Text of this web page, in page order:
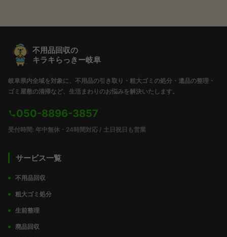
不用品回収の
キラキらっきー岐阜
岐阜県内全域を対象に、不用品の引き取り・粗大ゴミの処分・遺品の整理・
ゴミ屋敷の清掃など、生活まわりのお悩みを解決いたします。
050-8896-3857
受付時間: 年中無休・24時間対応 / 土日祝日も営業
サービス一覧
不用品回収
粗大ゴミ処分
生前整理
廃品回収